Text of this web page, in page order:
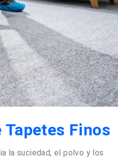
Tapetes Finos
la suciedad, el polvo y los